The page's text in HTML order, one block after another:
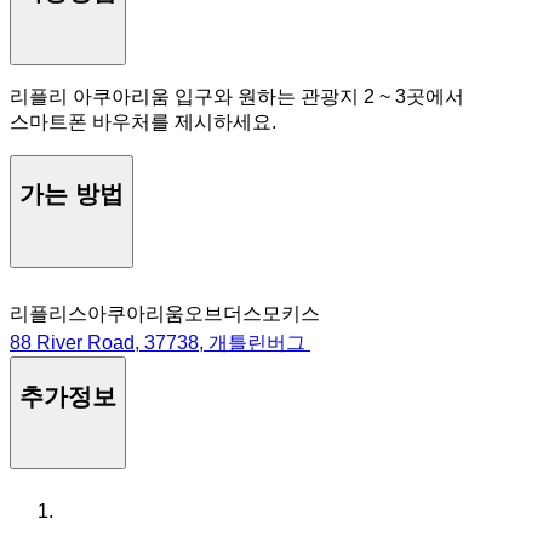
리플리 아쿠아리움 입구와 원하는 관광지 2 ~ 3곳에서
스마트폰 바우처를 제시하세요.
가는 방법
리플리스아쿠아리움오브더스모키스
88 River Road, 37738, 개틀린버그
추가정보